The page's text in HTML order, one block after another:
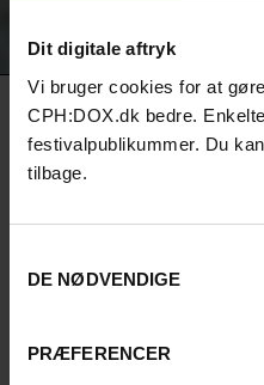
Dit digitale aftryk
Vi bruger cookies for at
CPH:DOX.dk bedre.
festivalpublikummer. Du
tilbage.
DE NØDVENDIGE
PRÆFERENCER